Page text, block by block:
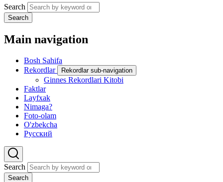
Search
Search
Main navigation
Bosh Sahifa
Rekordlar
Rekordlar sub-navigation
Ginnes Rekordlari Kitobi
Faktlar
Layfxak
Nimaga?
Foto-olam
O'zbekcha
Русский
Search
Search